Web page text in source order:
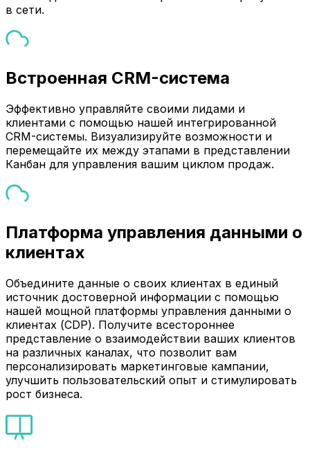
в сети.
Встроенная CRM-система
Эффективно управляйте своими лидами и
клиентами с помощью нашей интегрированной
CRM-системы. Визуализируйте возможности и
перемещайте их между этапами в представлении
Канбан для управления вашим циклом продаж.
Платформа управления данными о
клиентах
Объедините данные о своих клиентах в единый
источник достоверной информации с помощью
нашей мощной платформы управления данными о
клиентах (CDP). Получите всестороннее
представление о взаимодействии ваших клиентов
на различных каналах, что позволит вам
персонализировать маркетинговые кампании,
улучшить пользовательский опыт и стимулировать
рост бизнеса.